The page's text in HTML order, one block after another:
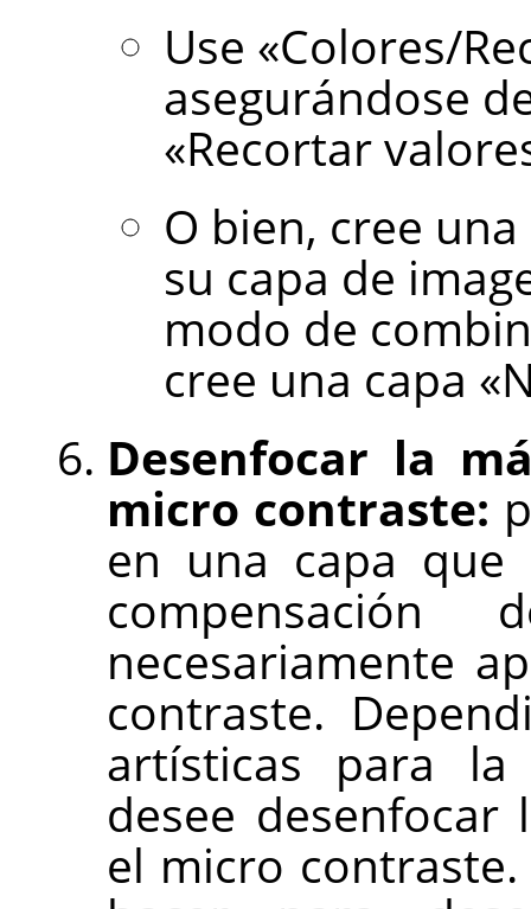
Use «Colores/
asegurándose
«Recortar
O bien, cree
su capa de
modo de
cree una capa
Desenfocar la
micro contraste:
en una capa que
compensación
necesariamente
contraste.
artísticas para
desee
el micro